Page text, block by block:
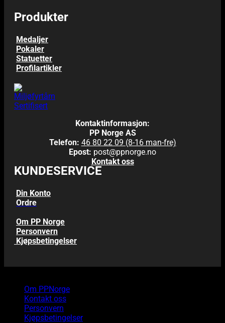
Produkter
Medaljer
Pokaler
Statuetter
Profilartikler
Kontaktinformasjon:
PP Norge AS
Telefon: 46 80 22 09 (8-16 man-fre)
Epost: post@ppnorge.no
Kontakt oss
KUNDESERVICE
Din Konto
Ordre
Om PP Norge
Personvern
Kjøpsbetingelser
Om PPNorge
Kontakt oss
Personvern
Kjøpsbetingelser